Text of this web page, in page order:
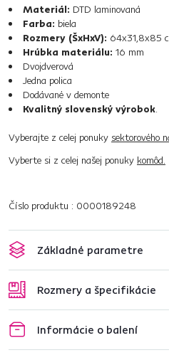
Materiál: DTD laminovaná
Farba: biela
Rozmery (ŠxHxV): 64x31,8x85
Hrúbka materiálu: 16 mm
Dvojdverová
Jedna polica
Dodávané v demonte
Kvalitný slovenský výrobok.
Vyberajte z celej ponuky sektorového
Vyberte si z celej našej ponuky komôd.
Číslo produktu : 0000189248
Základné parametre
Rozmery a špecifikácie
Informácie o balení